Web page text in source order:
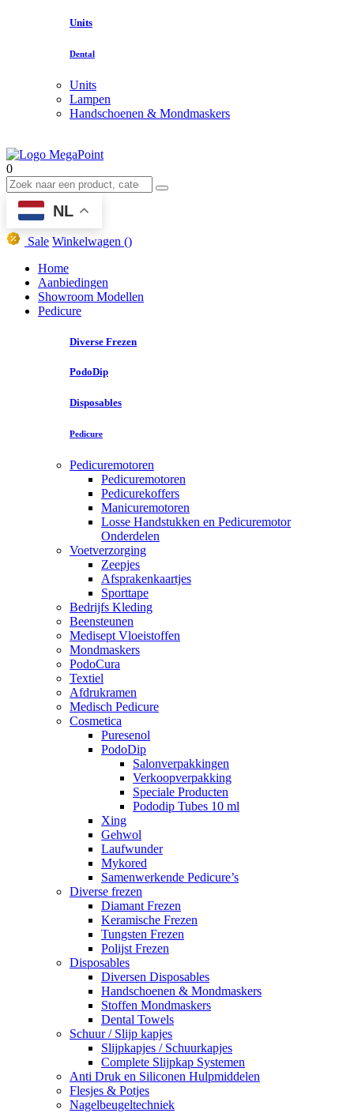
Units
Dental
Units
Lampen
Handschoenen & Mondmaskers
0
NL
Sale Winkelwagen ()
Home
Aanbiedingen
Showroom Modellen
Pedicure
Diverse Frezen
PodoDip
Disposables
Pedicure
Pedicuremotoren
Pedicuremotoren
Pedicurekoffers
Manicuremotoren
Losse Handstukken en Pedicuremotor
Onderdelen
Voetverzorging
Zeepjes
Afsprakenkaartjes
Sporttape
Bedrijfs Kleding
Beensteunen
Medisept Vloeistoffen
Mondmaskers
PodoCura
Textiel
Afdrukramen
Medisch Pedicure
Cosmetica
Puresenol
PodoDip
Salonverpakkingen
Verkoopverpakking
Speciale Producten
Pododip Tubes 10 ml
Xing
Gehwol
Laufwunder
Mykored
Samenwerkende Pedicure’s
Diverse frezen
Diamant Frezen
Keramische Frezen
Tungsten Frezen
Polijst Frezen
Disposables
Diversen Disposables
Handschoenen & Mondmaskers
Stoffen Mondmaskers
Dental Towels
Schuur / Slijp kapjes
Slijpkapjes / Schuurkapjes
Complete Slijpkap Systemen
Anti Druk en Siliconen Hulpmiddelen
Flesjes & Potjes
Nagelbeugeltechniek